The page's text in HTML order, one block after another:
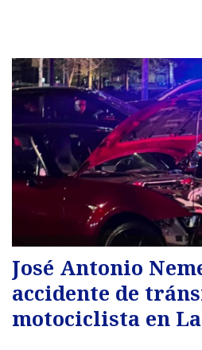
José Antonio
accidente de
motociclista en